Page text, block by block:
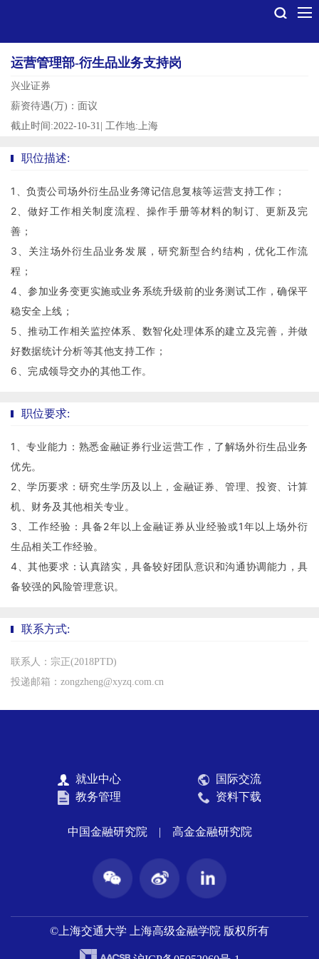
运营管理部-衍生品业务支持岗
兴业证券
薪资待遇(万)：面议
截止时间:2022-10-31 工作地:上海
职位描述:
1、负责公司场外衍生品业务簿记信息复核等运营支持工作；
2、做好工作相关制度流程、操作手册等材料的制订、更新及完
善；
3、关注场外衍生品业务发展，研究新型合约结构，优化工作流
程；
4、参加业务变更实施或业务系统升级前的业务测试工作，确保平
稳安全上线；
5、推动工作相关监控体系、数智化处理体系的建立及完善，并做
好数据统计分析等其他支持工作；
6、完成领导交办的其他工作。
职位要求:
1、专业能力：熟悉金融证券行业运营工作，了解场外衍生品业务
优先。
2、学历要求：研究生学历及以上，金融证券、管理、投资、计算
机、财务及其他相关专业。
3、工作经验：具备2年以上金融证券从业经验或1年以上场外衍
生品相关工作经验。
4、其他要求：认真踏实，具备较好团队意识和沟通协调能力，具
备较强的风险管理意识。
联系方式:
联系人：宗正(2018PTD)
投递邮箱：zongzheng@xyzq.com.cn
就业中心
国际交流
教务管理
资料下载
中国金融研究院 | 高金金融研究院
©上海交通大学 上海高级金融学院 版权所有